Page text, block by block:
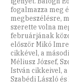
fogalmazza meg
megbeszélésre,
szerette volna
februárjának
először Mikó
cikkével, a
Méliusz József,
István cikkeivel,
Szabédi László